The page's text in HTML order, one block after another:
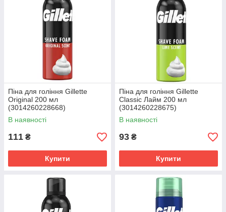
Піна для гоління Gillette
Original 200 мл
(3014260228668)
В наявності
111 ₴
Купити
Піна для гоління Gillette
Classic Лайм 200 мл
(3014260228675)
В наявності
93 ₴
Купити